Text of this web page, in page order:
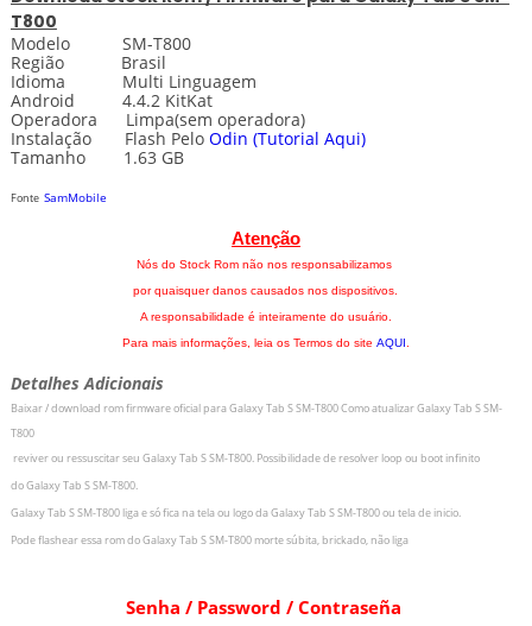
T800
Modelo SM-T800
Região Brasil
Idioma Multi Linguagem
Android 4.4.2 KitKat
Operadora Limpa(sem operadora)
Instalação Flash Pelo Odin (Tutorial Aqui)
Tamanho 1.63 GB
Fonte SamMobile
Atenção
Nós do Stock Rom não nos responsabilizamos
por quaisquer danos causados nos dispositivos.
A responsabilidade é inteiramente do usuário.
Para mais informações, leia os Termos do site AQUI
Detalhes Adicionais
Baixar / download rom firmware oficial paraGalaxy Tab S SM-T800Como atualizarGalaxy Tab S SM-
T800
reviver ou ressuscitar seu Galaxy Tab S SM-T800. Possibilidade de resolver loop ou boot infinito
doGalaxy Tab S SM-T800.
Galaxy Tab S SM-T800 liga e só fica na tela ou logo daGalaxy Tab S SM-T800 ou tela de inicio.
Pode flashear essa rom do Galaxy Tab S SM-T800 morte súbita, brickado, não liga
Senha / Password / Contraseña